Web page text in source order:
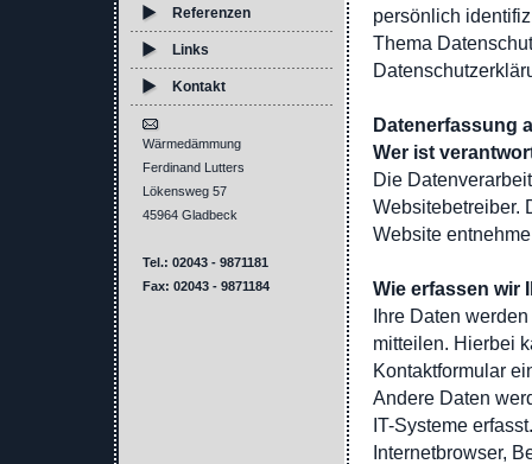
Referenzen
Links
Kontakt
Wärmedämmung
Ferdinand Lutters
Lökensweg 57
45964 Gladbeck
Tel.: 02043 - 9871181
Fax: 02043 - 9871184
persönlich
Thema
Datenerfassung
Wer ist
Die
Websitebetreiber.
Website
Wie erfassen wir
Ihre Daten
mitteilen. Hierbei
Kontaktformular
Andere Daten
IT-Systeme
Internetbrowser,